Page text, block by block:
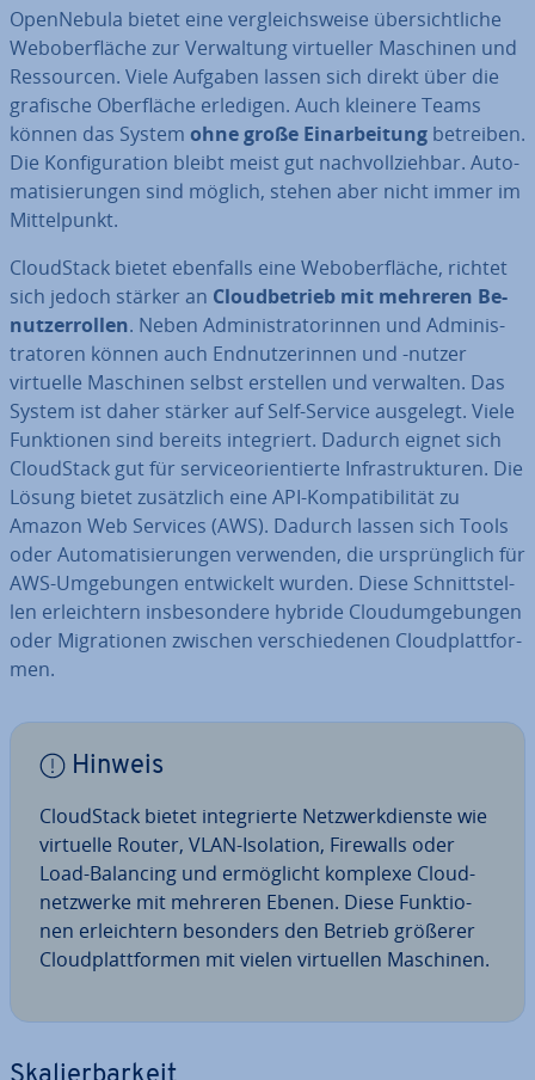
Open­Ne­bu­la bietet eine ver­gleichs­wei­se über­sicht­li­che
Web­ober­flä­che zur Ver­wal­tung vir­tu­el­ler Maschinen und
Res­sour­cen. Viele Aufgaben lassen sich direkt über die
grafische Ober­flä­che erledigen. Auch kleinere Teams
können das System ohne große Ein­ar­bei­tung betreiben.
Die Kon­fi­gu­ra­ti­on bleibt meist gut nach­voll­zieh­bar. Au­to­
ma­ti­sie­run­gen sind möglich, stehen aber nicht immer im
Mit­tel­punkt.
Cloud­Stack bietet ebenfalls eine Web­ober­flä­che, richtet
sich jedoch stärker an Cloud­be­trieb mit mehreren Be­
nut­zer­rol­len. Neben Ad­mi­nis­tra­to­rin­nen und Ad­mi­nis­
tra­to­ren können auch End­nut­ze­rin­nen und -nutzer
virtuelle Maschinen selbst erstellen und verwalten. Das
System ist daher stärker auf Self-Service ausgelegt. Viele
Funk­tio­nen sind bereits in­te­griert. Dadurch eignet sich
Cloud­Stack gut für ser­vice­ori­en­tier­te In­fra­struk­tu­ren. Die
Lösung bietet zu­sätz­lich eine API-Kom­pa­ti­bi­li­tät zu
Amazon Web Services (AWS). Dadurch lassen sich Tools
oder Au­to­ma­ti­sie­run­gen verwenden, die ur­sprüng­lich für
AWS-Um­ge­bun­gen ent­wi­ckelt wurden. Diese Schnitt­stel­
len er­leich­tern ins­be­son­de­re hybride Cloud­um­ge­bun­gen
oder Mi­gra­tio­nen zwischen ver­schie­de­nen Cloud­platt­for­
men.
Hinweis
Cloud­Stack bietet in­te­grier­te Netz­werk­diens­te wie
virtuelle Router, VLAN-Isolation, Firewalls oder
Load-Balancing und er­mög­licht komplexe Cloud­
netz­wer­ke mit mehreren Ebenen. Diese Funk­tio­
nen er­leich­tern besonders den Betrieb größerer
Cloud­platt­for­men mit vielen vir­tu­el­len Maschinen.